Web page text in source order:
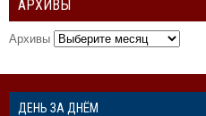
АРХИВЫ
Архивы
ДЕНЬ ЗА ДНЁМ